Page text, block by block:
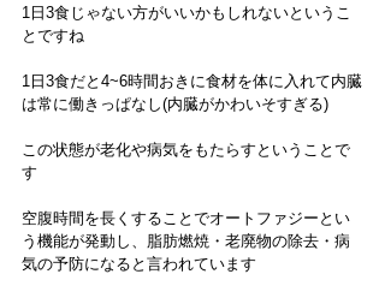
1日3食じゃない方がいいかもしれないというこ
とですね
1日3食だと4~6時間おきに食材を体に入れて内臓
は常に働きっぱなし(内臓がかわいそすぎる)
この状態が老化や病気をもたらすということで
す
空腹時間を長くすることでオートファジーとい
う機能が発動し、脂肪燃焼・老廃物の除去・病
気の予防になると言われています